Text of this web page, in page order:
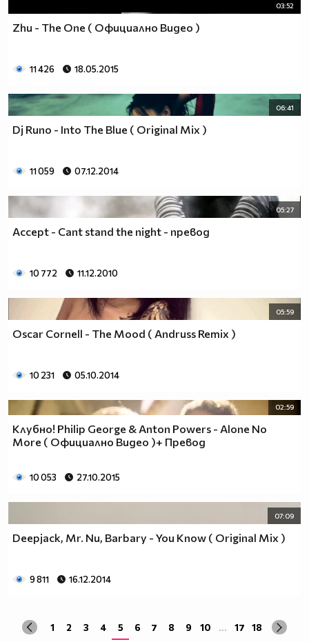
03:52
Zhu - The One ( Официално Видео )
11 426 18.05.2015
06:41
Dj Runo - Into The Blue ( Оriginal Mix )
11 059 07.12.2014
05:27
Accept - Cant stand the night - превод
10 772 11.12.2010
05:59
Oscar Cornell - The Mood ( Andruss Remix )
10 231 05.10.2014
02:59
Клубно! Philip George & Anton Powers - Alone No
More ( Официално Видео )+ Превод
10 053 27.10.2015
07:09
Deepjack, Mr. Nu, Barbary - You Know ( Original Mix )
9 811 16.12.2014
1 2 3 4 5 6 7 8 9 10 ... 17 18